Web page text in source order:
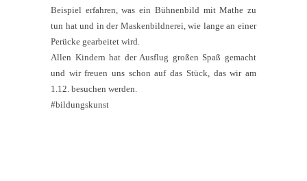
Beispiel erfahren, was ein Bühnenbild mit Mathe zu
tun hat und in der Maskenbildnerei, wie lange an einer
Perücke gearbeitet wird.
Allen Kindern hat der Ausflug großen Spaß gemacht
und wir freuen uns schon auf das Stück, das wir am
1.12. besuchen werden.
#bildungskunst